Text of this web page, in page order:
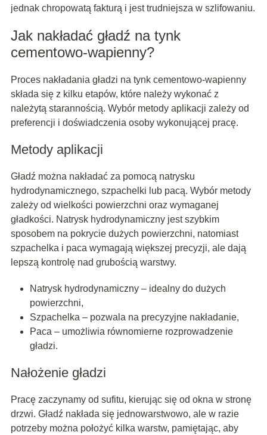
jednak chropowatą fakturą i jest trudniejsza w szlifowaniu.
Jak nakładać gładź na tynk
cementowo-wapienny?
Proces nakładania gładzi na tynk cementowo-wapienny
składa się z kilku etapów, które należy wykonać z
należytą starannością. Wybór metody aplikacji zależy od
preferencji i doświadczenia osoby wykonującej pracę.
Metody aplikacji
Gładź można nakładać za pomocą natrysku
hydrodynamicznego, szpachelki lub pacą. Wybór metody
zależy od wielkości powierzchni oraz wymaganej
gładkości. Natrysk hydrodynamiczny jest szybkim
sposobem na pokrycie dużych powierzchni, natomiast
szpachelka i paca wymagają większej precyzji, ale dają
lepszą kontrolę nad grubością warstwy.
Natrysk hydrodynamiczny – idealny do dużych
powierzchni,
Szpachelka – pozwala na precyzyjne nakładanie,
Paca – umożliwia równomierne rozprowadzenie
gładzi.
Nałożenie gładzi
Pracę zaczynamy od sufitu, kierując się od okna w stronę
drzwi. Gładź nakłada się jednowarstwowo, ale w razie
potrzeby można położyć kilka warstw, pamiętając, aby